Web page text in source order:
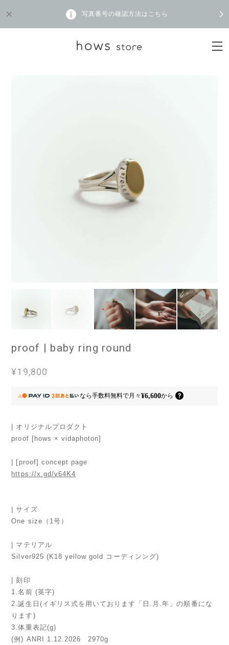
写真番号の確認方法はこちら
proof | baby ring round
¥19,800
なら手数料無料で月々¥6,600から
| オリジナルプロダクト
proof [hows × vidaphoton]
| [proof] concept page
https://x.gd/v64K4
| サイズ
One size（1号）
| マテリアル
Silver925 (K18 yellow gold コーディンング)
| 刻印
1.名前 (英字)
2.誕生日(イギリス式を用いております「日.月.年」の順番にな
ります)
3.体重表記(g)
(例) ANRI 1.12.2026 2970g